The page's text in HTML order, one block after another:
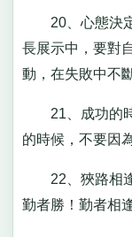
20、心態決定
長展示中，要對
動，在失敗中不
21、成功的時
的時候，不要因
22、狹路相逢
勤者勝！勤者相